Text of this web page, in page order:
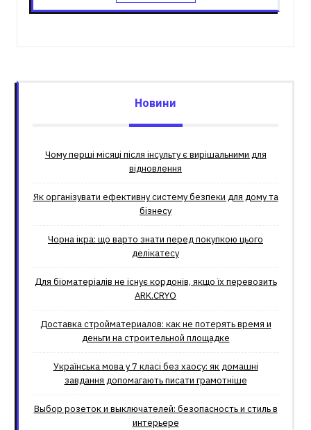
Новини
Чому перші місяці після інсульту є вирішальними для
відновлення
Як організувати ефективну систему безпеки для дому та
бізнесу
Чорна ікра: що варто знати перед покупкою цього
делікатесу
Для біоматеріалів не існує кордонів, якщо їх перевозить
ARK.CRYO
Доставка стройматериалов: как не потерять время и
деньги на строительной площадке
Українська мова у 7 класі без хаосу: як домашні
завдання допомагають писати грамотніше
Выбор розеток и выключателей: безопасность и стиль в
интерьере